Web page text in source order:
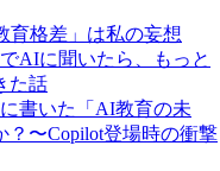
育格差」は私の妄想
AIに聞いたら、もっと
た話
に書いた「AI教育の未
？〜Copilot登場時の衝撃